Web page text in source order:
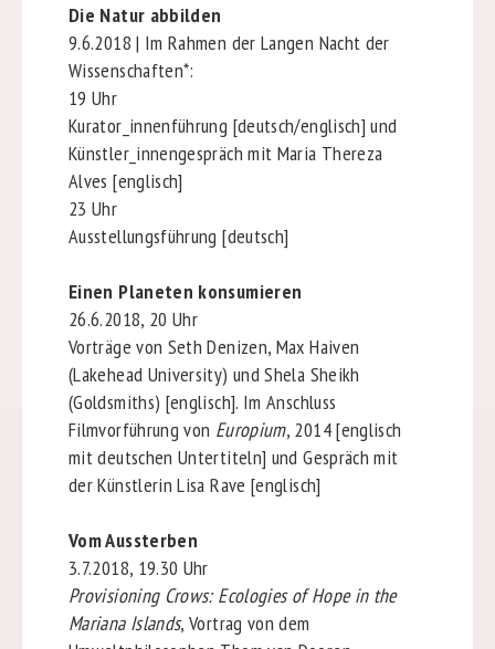
Die Natur abbilden
9.6.2018 | Im Rahmen der Langen Nacht der
Wissenschaften*:
19 Uhr
Kurator_innenführung [deutsch/englisch] und
Künstler_innengespräch mit Maria Thereza
Alves [englisch]
23 Uhr
Ausstellungsführung [deutsch]
Einen Planeten konsumieren
26.6.2018, 20 Uhr
Vorträge von Seth Denizen, Max Haiven
(Lakehead University) und Shela Sheikh
(Goldsmiths) [englisch]. Im Anschluss
Filmvorführung von Europium, 2014 [englisch
mit deutschen Untertiteln] und Gespräch mit
der Künstlerin Lisa Rave [englisch]
Vom Aussterben
3.7.2018, 19.30 Uhr
Provisioning Crows: Ecologies of Hope in the
Mariana Islands, Vortrag von dem